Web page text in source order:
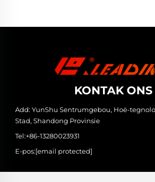
KONTAK ONS
Add: YunShu Sentrumgebou, Hoë-
Stad, Shandong Provinsie
Tel:+86-13280023931
E-pos:[email protected]